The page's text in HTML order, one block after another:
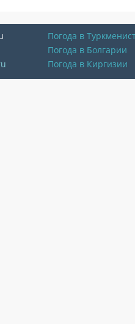
Погода в
Погода в Болгарии
Погода в Киргизии